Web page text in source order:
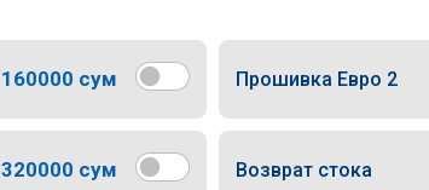
160000 сум Прошивка Евро 2
320000 сум Возврат стока